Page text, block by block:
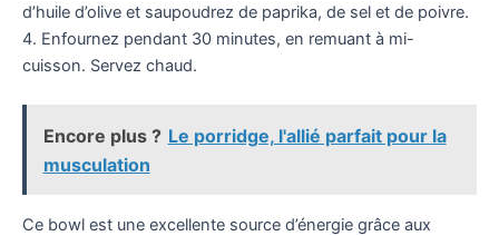
d’huile d’olive et saupoudrez de paprika, de sel et de poivre.
4. Enfournez pendant 30 minutes, en remuant à mi-
cuisson. Servez chaud.
Encore plus ? Le porridge, l'allié parfait pour la
musculation
Ce bowl est une excellente source d’énergie grâce aux